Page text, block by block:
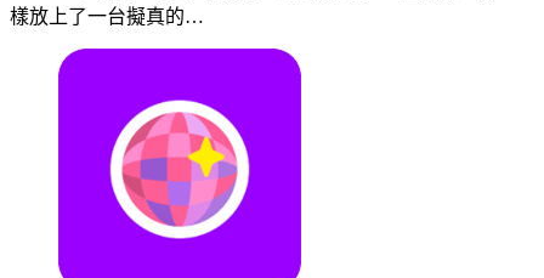
樣放上了一台擬真的…